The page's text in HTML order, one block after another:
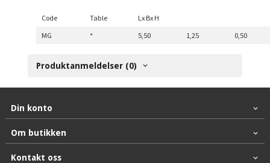
Code Table
Lx Bx H
MG
* 5,50 1,25 0,50
Produktanmeldelser (0)
Din konto
Om butikken
Kontakt oss